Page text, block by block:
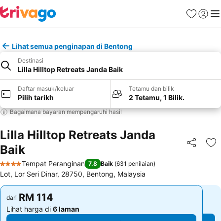
Kegemaran
Daftar
Lihat semua penginapan di Bentong
Destinasi
Lilla Hilltop Retreats Janda Baik
Daftar masuk/keluar
Pilih tarikh
Tetamu dan bilik
2 Tetamu, 1 Bilik.
Bagaimana bayaran mempengaruhi hasil
Lilla Hilltop Retreats Janda
Baik
Kongsi
4 Bintang
Tempat Peranginan 7.8 Baik (631 penilaian)
Lot, Lor Seri Dinar, 28750, Bentong, Malaysia
dari RM 114
Lihat harga di 6 laman
dari RM 114
Lihat harga di 6 laman